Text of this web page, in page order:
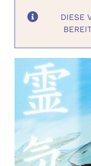
Holistisch
Kontakt
Jetzt buchen
DIESE